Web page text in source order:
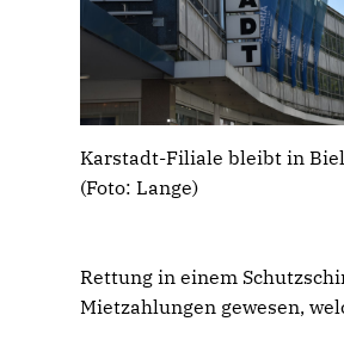
Karstadt-Filiale bleibt in
(Foto: Lange)
Rettung in einem
Mietzahlungen gewesen,